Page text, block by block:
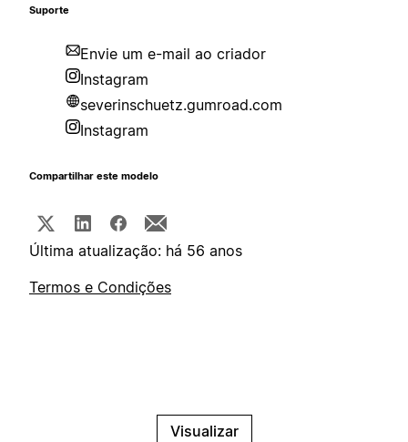
Suporte
Envie um e-mail ao criador
Instagram
severinschuetz.gumroad.com
Instagram
Compartilhar este modelo
Última atualização: há 56 anos
Termos e Condições
Visualizar